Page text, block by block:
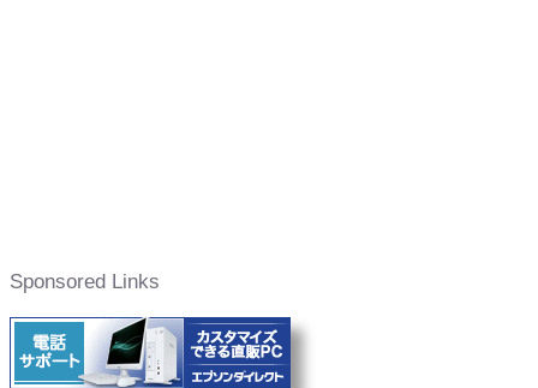
Sponsored Links